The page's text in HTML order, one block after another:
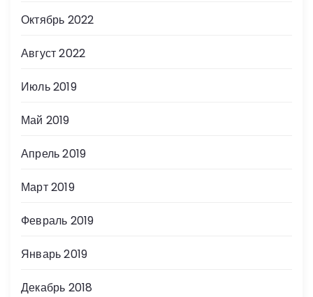
Октябрь 2022
Август 2022
Июль 2019
Май 2019
Апрель 2019
Март 2019
Февраль 2019
Январь 2019
Декабрь 2018